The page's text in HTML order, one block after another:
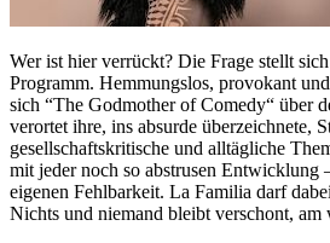
Wer ist hier verrückt? Die Frage stellt
Programm. Hemmungslos, provokant
sich “The Godmother of Comedy“ über
verortet ihre, ins absurde überzeichnete,
gesellschaftskritische und alltägliche
mit jeder noch so abstrusen Entwicklung
eigenen Fehlbarkeit. La Familia darf
Nichts und niemand bleibt verschont, am